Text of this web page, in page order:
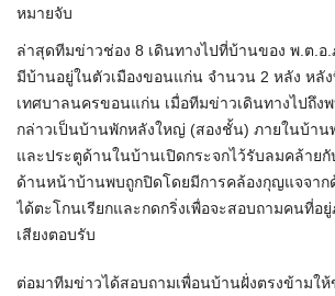
หมายจับ
ล่าสุดทีมข่าวช่อง 8 เดินทางไปที่บ้านของ พ.ต.อ
มีบ้านอยู่ในตัวเมืองขอนแก่น จำนวน 2 หลัง หลัง
เทศบาลนครขอนแก่น เมื่อทีมข่าวเดินทางไปถึง
กล่าวเป็นบ้านพักหลังใหญ่ (สองชั้น) ภายในบ้าน
และประตูด้านในบ้านเปิดกระจกไว้รับลมคล้าย
ด้านหน้าบ้านพบถูกปิดโดยมีการคล้องกุญแจจา
ได้ตะโกนเรียกและกดกริ่งเพื่อจะสอบถามคนที่อ
เสียงตอบรับ
ต่อมาทีมข่าวได้สอบถามเพื่อนบ้านฝั่งตรงข้ามใ